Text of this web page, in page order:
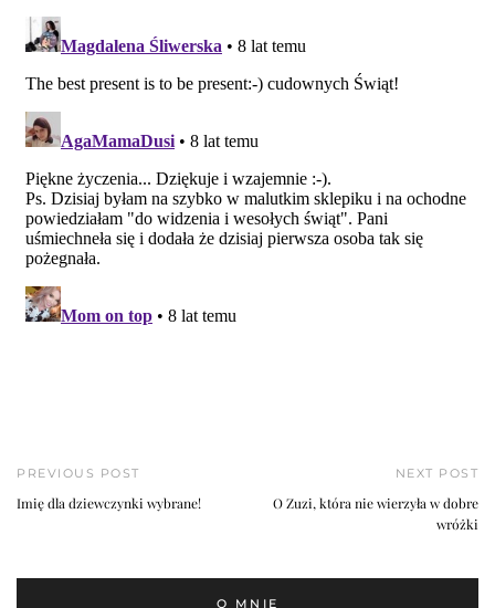
PREVIOUS POST
Imię dla dziewczynki wybrane!
NEXT POST
O Zuzi, która nie wierzyła w dobre
wróżki
O MNIE